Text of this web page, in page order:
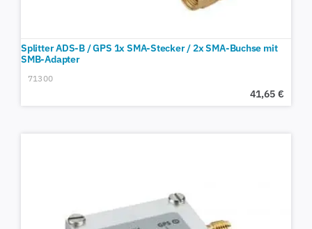
Splitter ADS-B / GPS 1x SMA-Stecker / 2x SMA-Buchse mit
SMB-Adapter
71300
41,65 €